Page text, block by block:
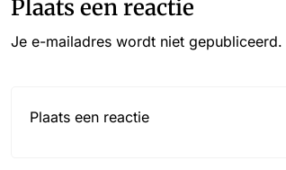
Plaats een reactie
Je e-mailadres wordt niet gepubliceerd.